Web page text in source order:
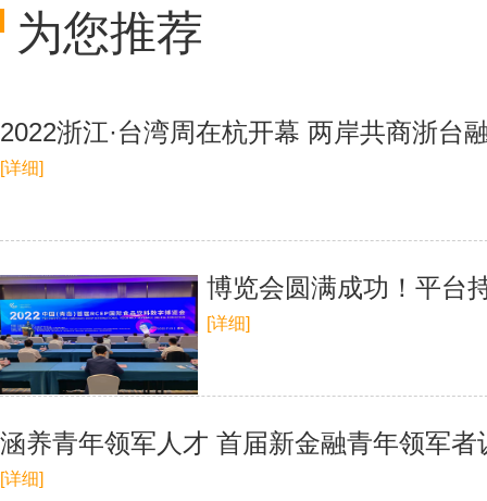
为您推荐
2022浙江·台湾周在杭开幕 两岸共商浙台
[详细]
博览会圆满成功！平台
[详细]
涵养青年领军人才 首届新金融青年领军者
[详细]